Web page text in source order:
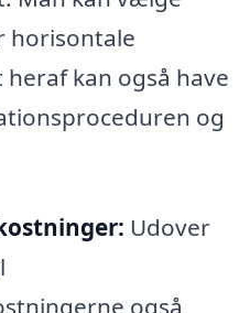
horisontale
kan også have
og
Udover
også